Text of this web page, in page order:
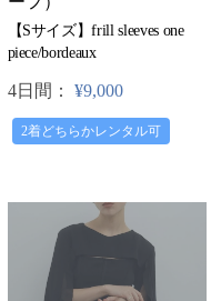
【Sサイズ】frill sleeves one
piece/bordeaux
4日間： ¥9,000
2着どちらかレンタル可